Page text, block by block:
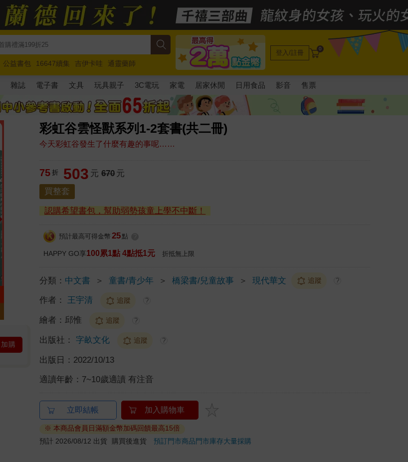
公益書包 16647續集 吉伊卡哇
通靈藥師
馬斯克 玩具總動員5 超慢跑
登入/註冊 0
雜誌 電子書 文具 玩具親子 3C電玩 家電 居家休閒 日用食品 影音 售票
彩虹谷雲怪獸系列1-2套書(共二冊)
今天彩虹谷發生了什麼有趣的事呢……
加購
75 折 503 元 670 元
買整套
認購希望書包，幫助弱勢孩童上學不中斷！
預計最高可得金幣 25 點
HAPPY GO享100累1點 4點抵1元 折抵無上限
分類： 中文書 ＞ 童書/青少年 ＞ 橋梁書/兒童故事 ＞ 現代華文 追蹤 ?
作者： 王宇清 追蹤 ?
繪者： 邱惟 追蹤 ?
出版社： 字畝文化 追蹤 ?
出版日： 2022/10/13
適讀年齡： 7~10歲適讀 有注音
立即結帳 加入購物車
※ 本商品會員日滿額金幣加碼回饋最高15倍
預計 2026/08/12 出貨
購買後進貨預訂門市商品門市庫存大量採購